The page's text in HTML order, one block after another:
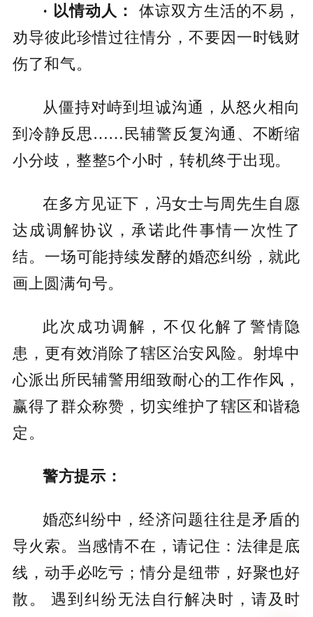
· 以情动人：
体谅双方生活的不易，
劝导彼此珍惜过往情分，不要因一时钱财
伤了和气。
从僵持对峙到坦诚沟通，从怒火相向
到冷静反思……民辅警反复沟通、不断缩
小分歧，整整5个小时，转机终于出现。
在多方见证下，冯女士与周先生自愿
达成调解协议，承诺此件事情一次性了
结。一场可能持续发酵的婚恋纠纷，就此
画上圆满句号。
此次成功调解，不仅化解了警情隐
患，更有效消除了辖区治安风险。射埠中
心派出所民辅警用细致耐心的工作作风，
赢得了群众称赞，切实维护了辖区和谐稳
定。
警方提示：
婚恋纠纷中，经济问题往往是矛盾的
导火索。当感情不在，请记住：法律是底
线，动手必吃亏；情分是纽带，好聚也好
散。 遇到纠纷无法自行解决时，请及时